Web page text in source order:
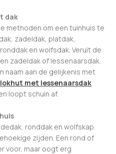
dak
methoden om een tuinhuis te
zadeldak, platdak,
en wolfsdak. Veruit de
zadeldak of lessenaarsdak.
naam aan de gelijkenis met
met lessenaarsdak
loopt schuin af.
ronddak en wolfskap.
zijden. Een rond of
voor, maar oogt erg